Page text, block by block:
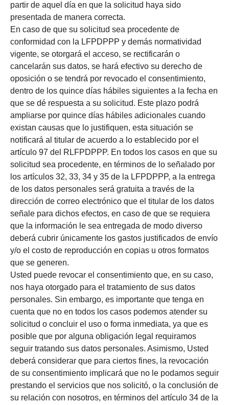
partir de aquel día en que la solicitud haya sido
presentada de manera correcta.
En caso de que su solicitud sea procedente de
conformidad con la LFPDPPP y demás normatividad
vigente, se otorgará el acceso, se rectificarán o
cancelarán sus datos, se hará efectivo su derecho de
oposición o se tendrá por revocado el consentimiento,
dentro de los quince días hábiles siguientes a la fecha en
que se dé respuesta a su solicitud. Este plazo podrá
ampliarse por quince días hábiles adicionales cuando
existan causas que lo justifiquen, esta situación se
notificará al titular de acuerdo a lo establecido por el
artículo 97 del RLFPDPPP. En todos los casos en que su
solicitud sea procedente, en términos de lo señalado por
los artículos 32, 33, 34 y 35 de la LFPDPPP, a la entrega
de los datos personales será gratuita a través de la
dirección de correo electrónico que el titular de los datos
señale para dichos efectos, en caso de que se requiera
que la información le sea entregada de modo diverso
deberá cubrir únicamente los gastos justificados de envío
y/o el costo de reproducción en copias u otros formatos
que se generen.
Usted puede revocar el consentimiento que, en su caso,
nos haya otorgado para el tratamiento de sus datos
personales. Sin embargo, es importante que tenga en
cuenta que no en todos los casos podemos atender su
solicitud o concluir el uso o forma inmediata, ya que es
posible que por alguna obligación legal requiramos
seguir tratando sus datos personales. Asimismo, Usted
deberá considerar que para ciertos fines, la revocación
de su consentimiento implicará que no le podamos seguir
prestando el servicios que nos solicitó, o la conclusión de
su relación con nosotros, en términos del artículo 34 de la